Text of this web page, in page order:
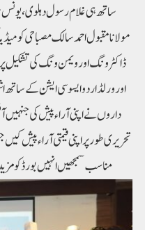
ساتھ ہی غلام رسول دہلوی، یونس
مولانا مقبول احمد سالک مصباحی کو
ڈاکٹر ونگ اور ویمن ونگ کی
اور ورلڈ اردو ایسو سی ایشن کے
داروں نے اپنی آراء پیش کی
تحریری طور پر اپنی قیمتی آراء پیش
مناسب سمجھیں انہیں بورڈ کو